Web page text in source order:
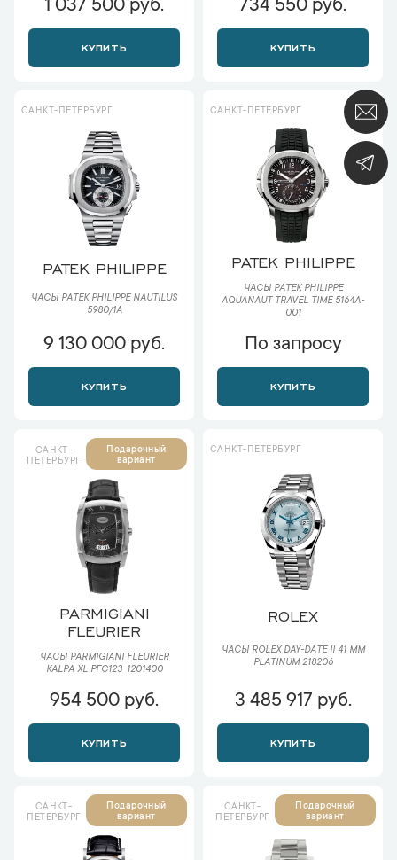
1 037 500 руб.
КУПИТЬ
734 550 руб.
КУПИТЬ
САНКТ-ПЕТЕРБУРГ
PATEK PHILIPPE
ЧАСЫ PATEK PHILIPPE NAUTILUS
5980/1A
9 130 000 руб.
КУПИТЬ
САНКТ-ПЕТЕРБУРГ
PATEK PHILIPPE
ЧАСЫ PATEK PHILIPPE
AQUANAUT TRAVEL TIME 5164A-
001
По запросу
КУПИТЬ
САНКТ-
ПЕТЕРБУРГ
Подарочный
вариант
PARMIGIANI
FLEURIER
ЧАСЫ PARMIGIANI FLEURIER
KALPA XL PFC123-1201400
954 500 руб.
КУПИТЬ
САНКТ-ПЕТЕРБУРГ
ROLEX
ЧАСЫ ROLEX DAY-DATE II 41 ММ
PLATINUM 218206
3 485 917 руб.
КУПИТЬ
САНКТ-
ПЕТЕРБУРГ
Подарочный
вариант
САНКТ-
ПЕТЕРБУРГ
Подарочный
вариант